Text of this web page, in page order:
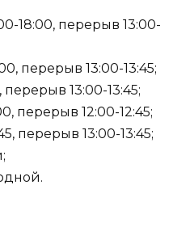
18:00, перерыв 13:00-
перерыв 13:00-13:45;
13:00-13:45;
перерыв 12:00-12:45;
перерыв 13:00-13:45;